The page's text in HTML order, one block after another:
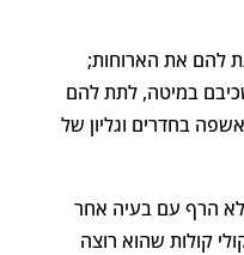
להם את הארוחות;
במיטה, לתת להם
בחדרים וגליון של
הרף עם בעיה אחר
קולות שהוא רוצה